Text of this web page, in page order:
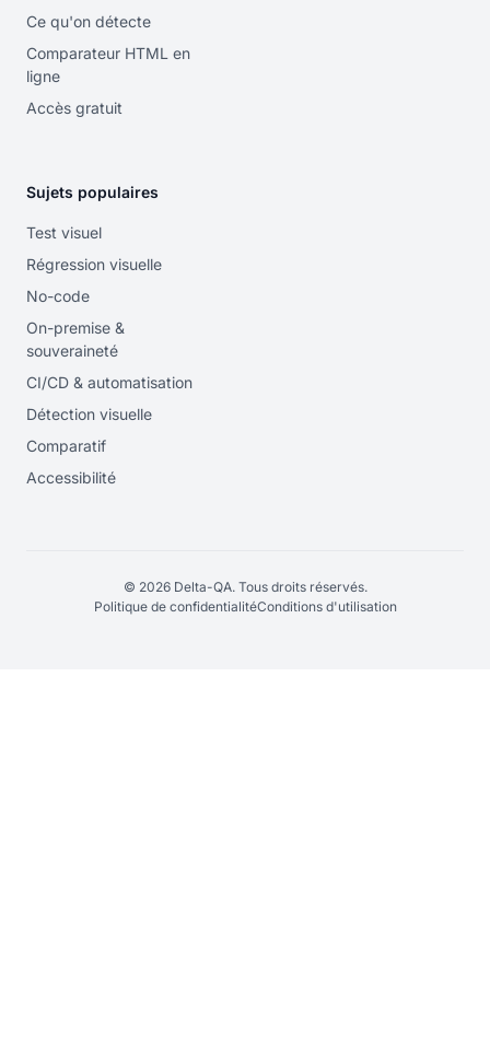
Ce qu'on détecte
Comparateur HTML en
ligne
Accès gratuit
Sujets populaires
Test visuel
Régression visuelle
No-code
On-premise &
souveraineté
CI/CD & automatisation
Détection visuelle
Comparatif
Accessibilité
© 2026 Delta-QA. Tous droits réservés.
Politique de confidentialitéConditions d'utilisation